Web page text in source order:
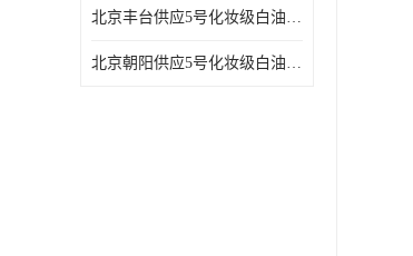
北京丰台供应5号化妆级白油纤维与织物柔软光亮
北京朝阳供应5号化妆级白油纺织时的润滑剂